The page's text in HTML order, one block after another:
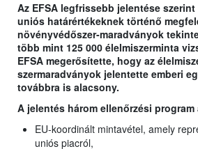
Az EFSA legfrissebb jelentése
uniós határértékeknek történő
növényvédőszer-maradványok
több mint 125 000 élelmiszerminta
EFSA megerősítette, hogy az
szermaradványok jelentette emberi
továbbra is alacsony.
A jelentés három ellenőrzési program
EU-koordinált mintavétel, amely
uniós piacról,